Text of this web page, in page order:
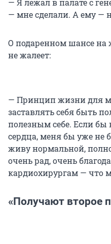
— Я лежал в палате с
— мне сделали. А ему —
О подаренном шансе
не жалеет:
— Принцип жизни для
заставлять себя быть
полезным себе. Если бы
сердца, меня бы уже не
живу нормальной,
очень рад, очень
кардиохирургам — что
«Получают второе